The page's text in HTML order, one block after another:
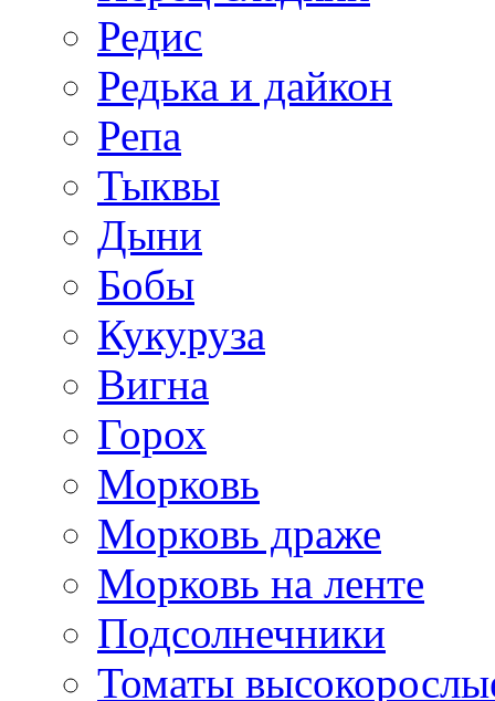
Редис
Редька и дайкон
Репа
Тыквы
Дыни
Бобы
Кукуруза
Вигна
Горох
Морковь
Морковь драже
Морковь на ленте
Подсолнечники
Томаты